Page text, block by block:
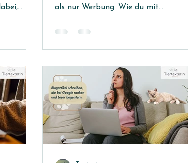
also
sind,
für
oder
nach
jeder
Keine
als nur Werbung. Wie du mit
authentischen Mails Kunden bindest
und was viele falsch machen. Wann
nicht nur verkaufen will, sondern etwas
Spannendes erzählt. Der nicht nach
Werbung klingt, sondern nach echter
Verbindung. Solche Mails bleiben im
Gedächtnis – und manchmal sogar im
Postfach. Sie schaffen Vertrauen und
machen Lust dar